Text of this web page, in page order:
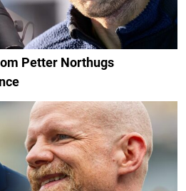
Petter Northugs